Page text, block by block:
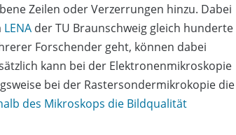
Zeilen oder Verzerrungen hinzu. Dabei
LENA der TU Braunschweig gleich hunderte
Forschender geht, können dabei
kann bei der Elektronenmikroskopie
bei der Rastersondermikrokopie die
des Mikroskops die Bildqualität